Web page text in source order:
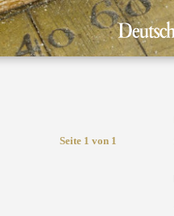
Seite 1 von 1